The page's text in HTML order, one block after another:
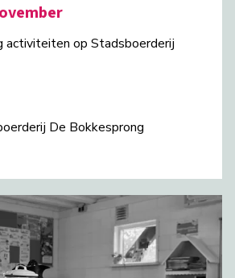
activiteiten op Stadsboerderij
De Bokkesprong